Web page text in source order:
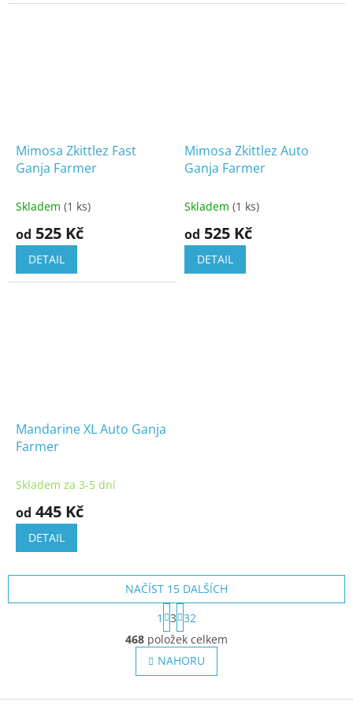
Mimosa Zkittlez Fast
Ganja Farmer
Skladem (1 ks)
od 525 Kč
DETAIL
Mimosa Zkittlez Auto
Ganja Farmer
Skladem (1 ks)
od 525 Kč
DETAIL
Mandarine XL Auto Ganja
Farmer
Skladem za 3-5 dní
od 445 Kč
DETAIL
O
v
l
á
NAČÍST 15 DALŠÍCH
S
t
r
á
n
k
v
1 3 32
468 položek celkem
NAHORU
Z